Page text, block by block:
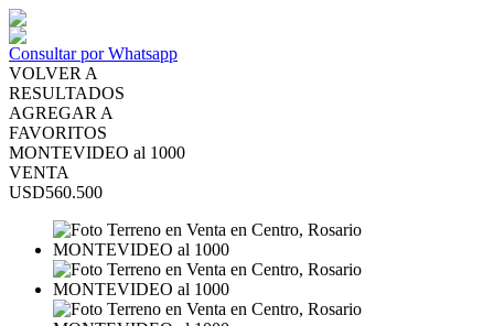
Consultar por Whatsapp
VOLVER A
RESULTADOS
AGREGAR A
FAVORITOS
MONTEVIDEO al 1000
VENTA
USD560.500